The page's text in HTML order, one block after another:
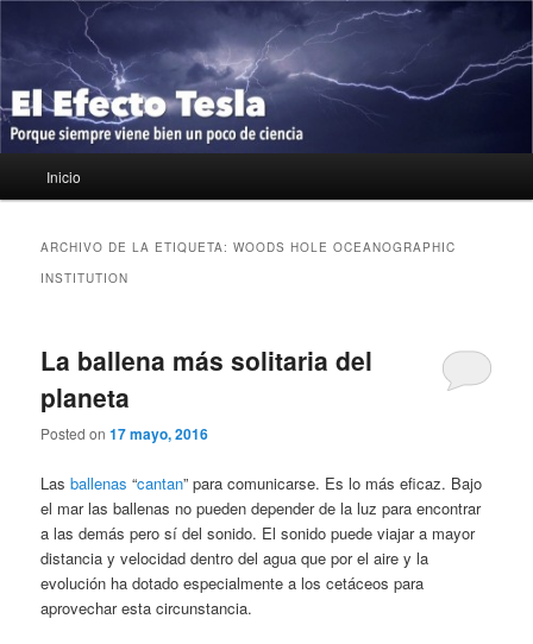
contenido
principal
contenido
secundario
El Efecto Tesla
Porque siempre viene bien un poco de ciencia
principal
Inicio
ARCHIVO DE LA ETIQUETA:WOODS HOLE OCEANOGRAPHIC
INSTITUTION
La ballena más solitaria del
planeta
Posted on17 mayo, 2016
Lasballenas “cantan” para comunicarse. Es lo más eficaz. Bajo
el mar las ballenas no pueden depender de la luz para encontrar
a las demás pero sí del sonido. El sonido puede viajar a mayor
distancia y velocidad dentro del agua que por el aire y la
evolución ha dotado especialmente a los cetáceos para
aprovechar esta circunstancia.